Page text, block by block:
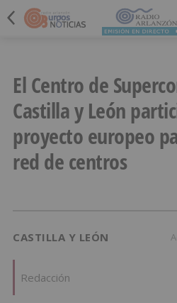
El Centro de
Castilla y León
proyecto europeo
red de centros
CASTILLA Y LEÓN
Redacción